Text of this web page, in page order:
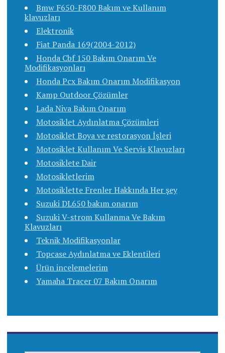
Bmw F650-F800 Bakım ve Kullanım
klavuzları
Elektronik
Fiat Panda 169(2004-2012)
Honda Cbf 150 Bakım Onarım Ve
Modifikasyonları
Honda Pcx Bakım Onarım Modifikasyon
Kamp Outdoor Çözümler
Lada Niva Bakım Onarım
Motosiklet Aydınlatma Çözümleri
Motosiklet Boya ve restorasyon İşleri
Motosiklet Kullanım Ve Servis Klavuzları
Motosiklete Dair
Motosikletlerim
Motosiklette Frenler Hakkında Her şey
Suzuki DL650 bakım onarım
Suzuki V-strom Kullanma Ve Bakım
Klavuzları
Teknik Modifikasyonlar
Topcase Aydınlatma ve Eklentileri
Ürün incelemelerim
Yamaha Tracer 07 Bakım Onarım